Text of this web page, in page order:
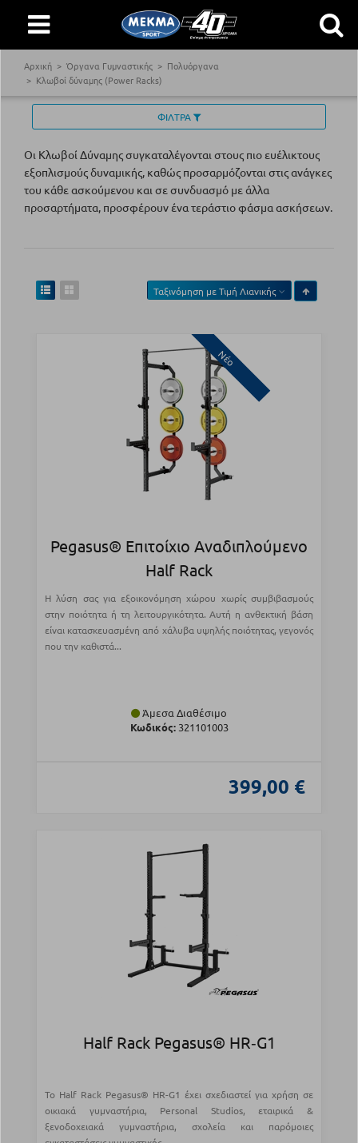
Αρχική Όργανα Γυμναστικής
Πολυόργανα
Κλωβοί δύναμης (Power Racks)
ΦΙΛΤΡΑ
Οι Κλωβοί Δύναμης συγκαταλέγονται στους πιο ευέλικτους
εξοπλισμούς δυναμικής, καθώς προσαρμόζονται στις ανάγκες
του κάθε ασκούμενου και σε συνδυασμό με άλλα
προσαρτήματα, προσφέρουν ένα τεράστιο φάσμα ασκήσεων.
Ταξινόμηση μεΤιμή Λιανικής
Νέο
Pegasus® Επιτοίχιο Αναδιπλούμενο
Half Rack
Η λύση σας για εξοικονόμηση χώρου χωρίς συμβιβασμούς
στην ποιότητα ή τη λειτουργικότητα. Αυτή η ανθεκτική βάση
είναι κατασκευασμένη από χάλυβα υψηλής ποιότητας, γεγονός
που την καθιστά...
Άμεσα Διαθέσιμο
Κωδικός:321101003
399,00 €
Half Rack Pegasus® HR‑G1
Το Half Rack Pegasus® HR-G1 έχει σχεδιαστεί για χρήση σε
οικιακά γυμναστήρια, Personal Studios, εταιρικά &
ξενοδοχειακά γυμναστήρια, σχολεία και παρόμοιες